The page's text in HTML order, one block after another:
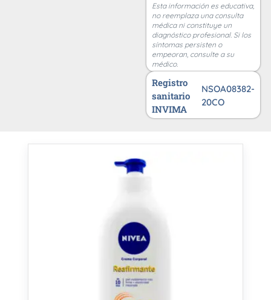
Esta información es educativa,
no reemplaza una consulta
médica ni constituye un
diagnóstico profesional. Si los
síntomas persisten o
empeoran, consulte a su
médico.
Registro
sanitario
INVIMA
NSOA08382-
20CO